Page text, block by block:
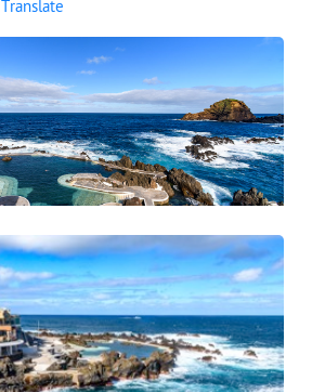
Translate